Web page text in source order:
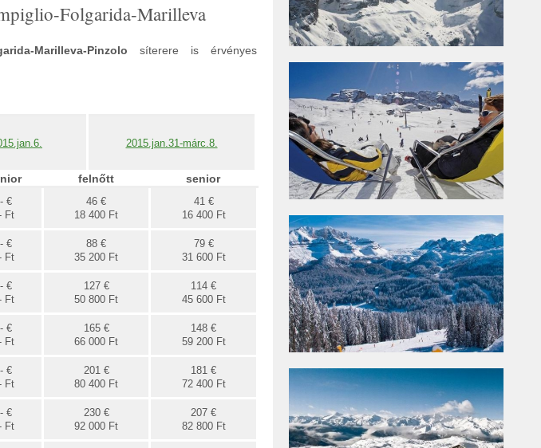
Folgarida-Marilleva
Marilleva-Pinzolo síterere is érvényes
2015.jan.31-márc.8.
felnőtt senior
- €
Ft
46 €
18 400 Ft
41 €
16 400 Ft
- €
Ft
88 €
35 200 Ft
79 €
31 600 Ft
- €
Ft
127 €
50 800 Ft
114 €
45 600 Ft
- €
Ft
165 €
66 000 Ft
148 €
59 200 Ft
- €
Ft
201 €
80 400 Ft
181 €
72 400 Ft
- €
Ft
230 €
92 000 Ft
207 €
82 800 Ft